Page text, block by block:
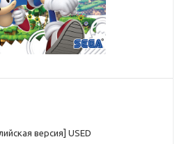
версия] USED